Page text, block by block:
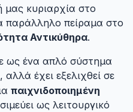
μας κυριαρχία στο
παράλληλο πείραμα στο
Αντικύθηρα.
ως ένα απλό σύστημα
, αλλά έχει εξελιχθεί σε
παιχνιδοποιημένη
ως λειτουργικό